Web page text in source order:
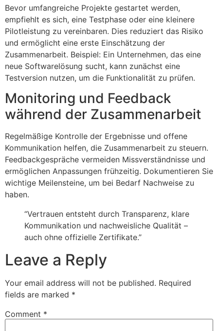
Bevor umfangreiche Projekte gestartet werden,
empfiehlt es sich, eine Testphase oder eine kleinere
Pilotleistung zu vereinbaren. Dies reduziert das Risiko
und ermöglicht eine erste Einschätzung der
Zusammenarbeit. Beispiel: Ein Unternehmen, das eine
neue Softwarelösung sucht, kann zunächst eine
Testversion nutzen, um die Funktionalität zu prüfen.
Monitoring und Feedback
während der Zusammenarbeit
Regelmäßige Kontrolle der Ergebnisse und offene
Kommunikation helfen, die Zusammenarbeit zu steuern.
Feedbackgespräche vermeiden Missverständnisse und
ermöglichen Anpassungen frühzeitig. Dokumentieren Sie
wichtige Meilensteine, um bei Bedarf Nachweise zu
haben.
“Vertrauen entsteht durch Transparenz, klare
Kommunikation und nachweisliche Qualität –
auch ohne offizielle Zertifikate.”
Leave a Reply
Your email address will not be published. Required
fields are marked *
Comment *